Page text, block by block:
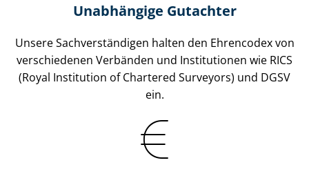
Unabhängige Gutachter
Unsere Sach­ver­stän­di­gen halten den Ehrencodex von
verschiedenen Verbänden und Institutionen wie RICS
(Royal Institution of Chartered Surveyors) und DGSV
ein.